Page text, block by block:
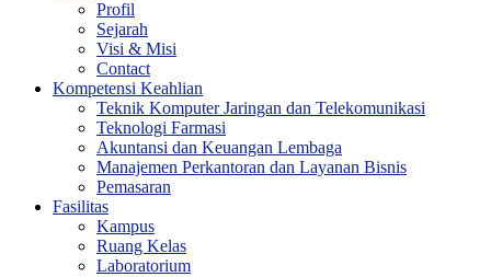
Profil
Sejarah
Visi & Misi
Contact
Kompetensi Keahlian
Teknik Komputer Jaringan dan Telekomunikasi
Teknologi Farmasi
Akuntansi dan Keuangan Lembaga
Manajemen Perkantoran dan Layanan Bisnis
Pemasaran
Fasilitas
Kampus
Ruang Kelas
Laboratorium